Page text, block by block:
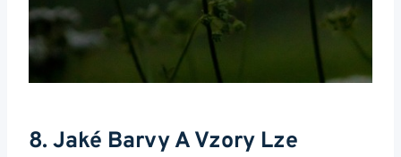
8. ⁢Jaké Barvy A Vzory‌ Lze